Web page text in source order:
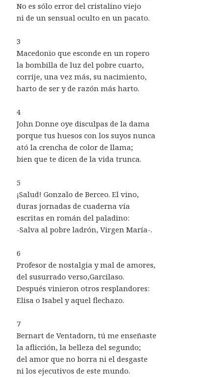
No es sólo error del cristalino viejo
ni de un sensual oculto en un pacato.
3
Macedonio que esconde en un ropero
la bombilla de luz del pobre cuarto,
corrije, una vez más, su nacimiento,
harto de ser y de razón más harto.
4
John Donne oye disculpas de la dama
porque tus huesos con los suyos nunca
ató la crencha de color de llama;
bien que te dicen de la vida trunca.
5
¡Salud! Gonzalo de Berceo. El vino,
duras jornadas de cuaderna vía
escritas en román del paladino:
-Salva al pobre ladrón, Virgen María-.
6
Profesor de nostalgia y mal de amores,
del susurrado verso,Garcilaso.
Después vinieron otros resplandores:
Elisa o Isabel y aquel flechazo.
7
Bernart de Ventadorn, tú me enseñaste
la aflicción, la belleza del segundo;
del amor que no borra ni el desgaste
ni los ejecutivos de este mundo.